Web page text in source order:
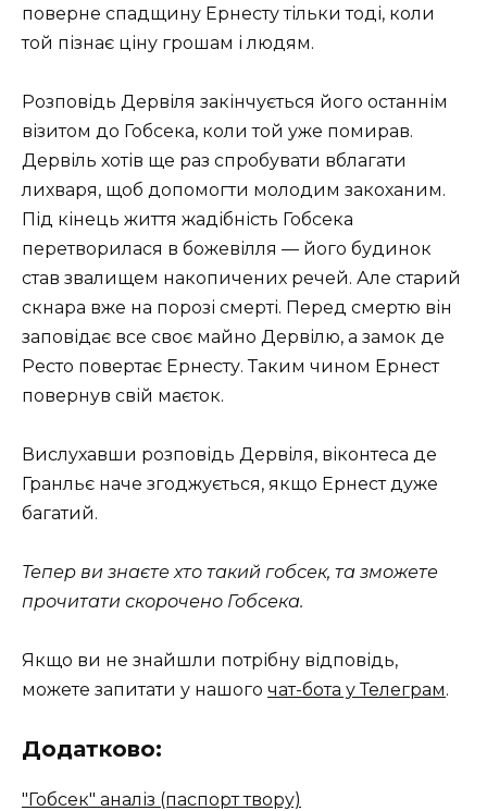
поверне спадщину Ернесту тільки тоді, коли
той пізнає ціну грошам і людям.
Розповідь Дервіля закінчується його останнім
візитом до Гобсека, коли той уже помирав.
Дервіль хотів ще раз спробувати вблагати
лихваря, щоб допомогти молодим закоханим.
Під кінець життя жадібність Гобсека
перетворилася в божевілля — його будинок
став звалищем накопичених речей. Але старий
скнара вже на порозі смерті. Перед смертю він
заповідає все своє майно Дервілю, а замок де
Ресто повертає Ернесту. Таким чином Ернест
повернув свій маєток.
Вислухавши розповідь Дервіля, віконтеса де
Гранльє наче згоджується, якщо Ернест дуже
багатий.
Тепер ви знаєте хто такий гобсек, та зможете
прочитати скорочено Гобсека.
Якщо ви не знайшли потрібну відповідь,
можете запитати у нашого чат-бота у Телеграм.
Додатково:
"Гобсек" аналіз (паспорт твору)